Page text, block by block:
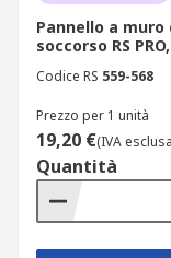
Pannello a
soccorso RS
Codice RS 559-568
Prezzo per 1 unità
19,20 €(IVA
Quantità